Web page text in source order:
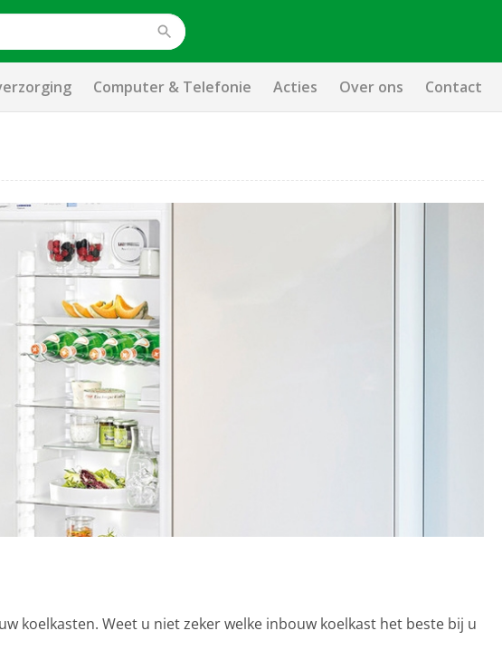
Computer & Telefonie Acties Over ons Contact
koelkasten. Weet u niet zeker welke inbouw koelkast het beste bij u